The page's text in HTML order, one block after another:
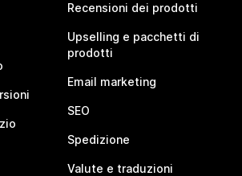
Recensioni dei prodotti
Upselling e pacchetti di
prodotti
Email marketing
SEO
Spedizione
Valute e traduzioni